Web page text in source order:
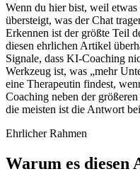
Wenn du hier bist, weil
übersteigt, was der Chat
Erkennen ist der größte Teil
diesen ehrlichen Artikel
Signale, dass KI-Coaching
Werkzeug ist, was „mehr
eine Therapeutin findest,
Coaching neben der
die meisten ist die Antwort
Ehrlicher Rahmen
Warum es